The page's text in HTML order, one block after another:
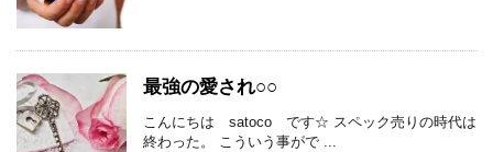
最強の愛され○○
こんにちは satoco です☆ スペック売りの時代は
終わった。 こういう事がで ...